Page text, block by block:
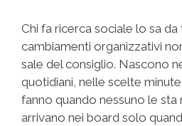
Chi fa ricerca sociale lo sa da
cambiamenti organizzativi
sale del consiglio. Nascono
quotidiani, nelle scelte
fanno quando nessuno le
arrivano nei board solo